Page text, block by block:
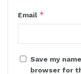
Email *
Save my
browser for